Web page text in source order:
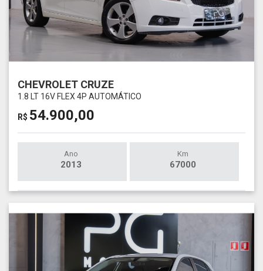
CHEVROLET CRUZE
1.8 LT 16V FLEX 4P AUTOMÁTICO
R$ 54.900,00
Ano
2013
Km
67000